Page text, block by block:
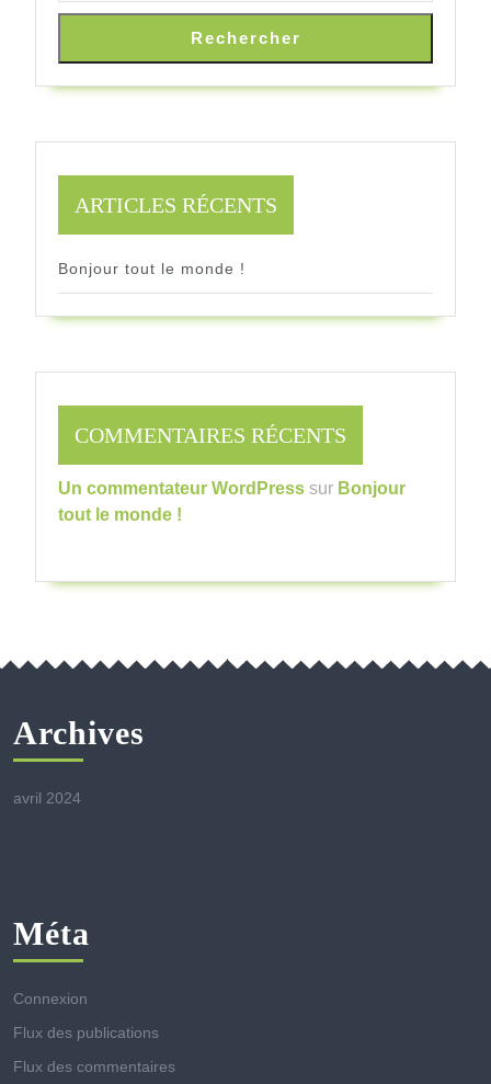
Rechercher
ARTICLES RÉCENTS
Bonjour tout le monde !
COMMENTAIRES RÉCENTS
Un commentateur WordPress sur Bonjour
tout le monde !
Archives
avril 2024
Méta
Connexion
Flux des publications
Flux des commentaires